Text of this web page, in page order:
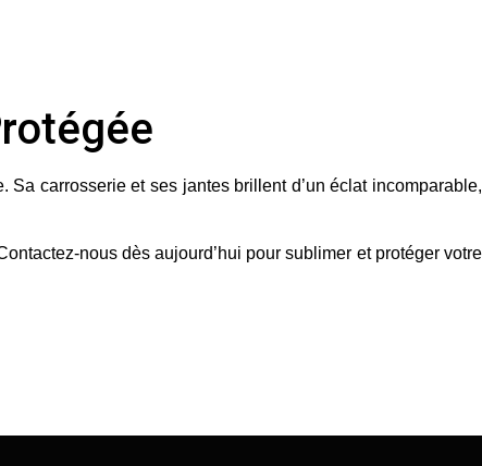
carrosserie et ses jantes brillent d’un éclat incomparable,
nous dès aujourd’hui pour sublimer et protéger votre